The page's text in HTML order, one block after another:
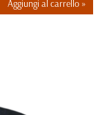
Aggiungi al carrello »